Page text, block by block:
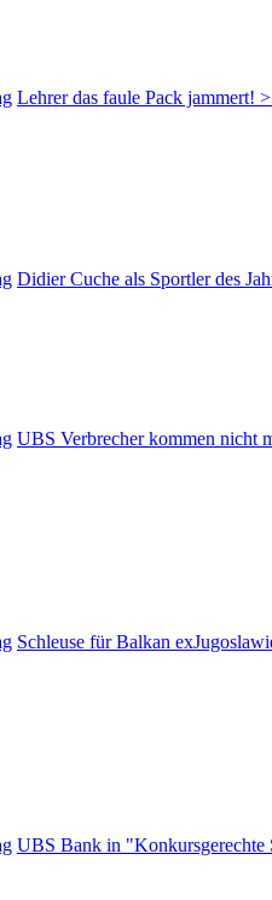
Lehrer das faule Pack jammert!
Didier Cuche als Sportler des
UBS Verbrecher kommen nicht
Schleuse für Balkan
UBS Bank in "Konkursgerechte